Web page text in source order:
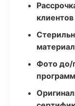
клиентов
Фото до/